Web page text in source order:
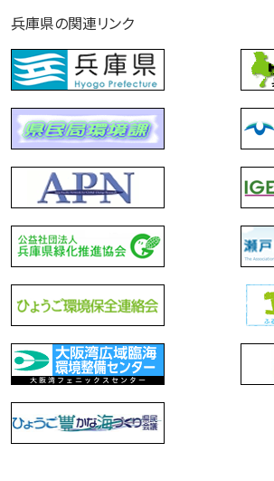
兵庫県の関連リンク